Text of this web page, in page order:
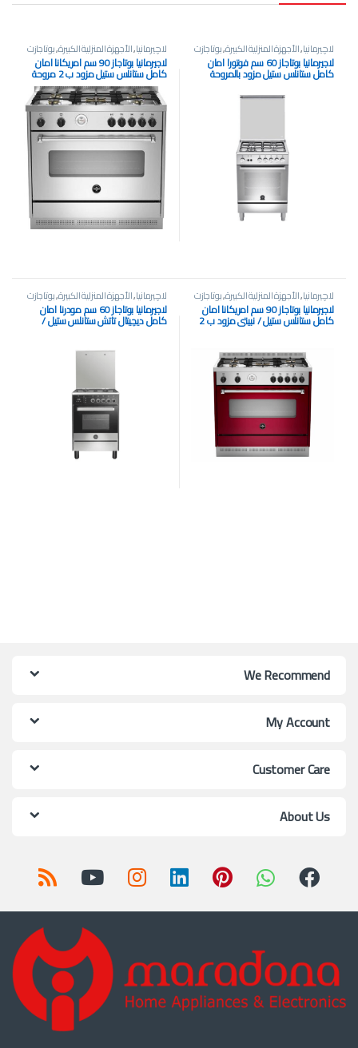
لاچيرمانيا,الأجهزة المنزلية الكبيرة,بوتاجازت
لاجيرمانيا بوتاجاز 60 سم فوتورا امان
كامل ستانلس ستيل مزود بالمروحة
بغطاء زجاج ايطالي TU64031DX
لاچيرمانيا,الأجهزة المنزلية الكبيرة,بوتاجازت
لاجيرمانيا بوتاجاز 90 سم امريكانا امان
كامل ستانلس ستيل مزود ب 2 مروحة
بدون غطاء ايطالي AMS95C81AX/2
لاچيرمانيا,الأجهزة المنزلية الكبيرة,بوتاجازت
لاجيرمانيا بوتاجاز 90 سم امريكانا امان
كامل ستانلس ستيل / نبيتي مزود ب 2
مروحة بدون غطاء ايطالي
لاچيرمانيا,الأجهزة المنزلية الكبيرة,بوتاجازت
لاجيرمانيا بوتاجاز 60 سم مودرنا امان
كامل ديچيتال تاتش ستانلس ستيل /
اسود مزود بالمروحة بغطاء زجاج
We Recommend
My Account
Customer Care
About Us